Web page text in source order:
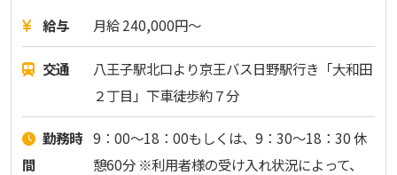
給与 月給 240,000円～
交通
八王子駅北口より京王バス日野駅行き「大和田
２丁目」下車徒歩約７分
勤務時
間
9：00～18：00もしくは、9：30～18：30 休
憩60分 ※利用者様の受け入れ状況によって、